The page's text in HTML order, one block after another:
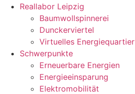
Reallabor Leipzig
Baumwollspinnerei
Dunckerviertel
Virtuelles Energiequartier
Schwerpunkte
Erneuerbare Energien
Energieeinsparung
Elektromobilität